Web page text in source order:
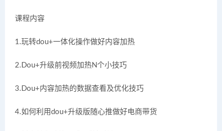
课程内容
1.玩转dou+一体化操作做好内容加热
2.Dou+升级前视频加热N个小技巧
3.Dou+内容加热的数据查看及优化技巧
4.如何利用dou+升级版随心推做好电商带货